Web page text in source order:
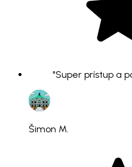
"Super prístup a
Šimon M.